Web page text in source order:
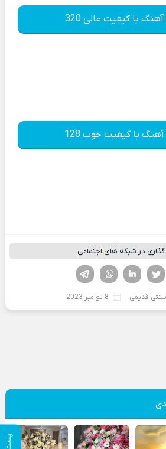
آهنگ با کیفیت عالی 320
آهنگ با کیفیت خوب 128
گذاری در شبکه های اجتماعی
لینکدین تویتر
فیسوک
قدیمی 8 نوامبر 2023